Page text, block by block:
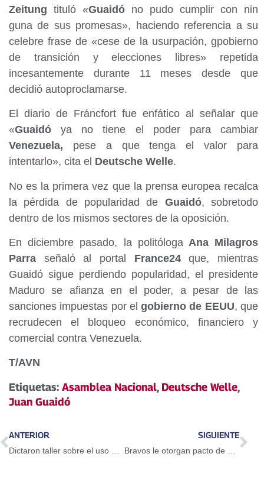
Zeitung tituló «Guaidó no pudo cumplir con nin
guna de sus promesas», haciendo referencia a su
celebre frase de «cese de la usurpación, gpobierno
de transición y elecciones libres» repetida
incesantemente durante 11 meses desde que
decidió autoproclamarse.
El diario de Fráncfort fue enfático al señalar que
«Guaidó ya no tiene el poder para cambiar
Venezuela, pese a que tenga el valor para
intentarlo», cita el Deutsche Welle.
No es la primera vez que la prensa europea recalca
la pérdida de popularidad de Guaidó, sobretodo
dentro de los mismos sectores de la oposición.
En diciembre pasado, la politólogaAna Milagros
Parra señaló al portal France24que, mientras
Guaidó sigue perdiendo popularidad, el presidente
Maduro se afianza en el poder, a pesar de las
sanciones impuestas por elgobierno de EEUU, que
recrudecen el bloqueo económico, financiero y
comercial contra Venezuela.
T/AVN
Etiquetas: Asamblea Nacional, Deutsche Welle,
Juan Guaidó
ANTERIOR SIGUIENTE